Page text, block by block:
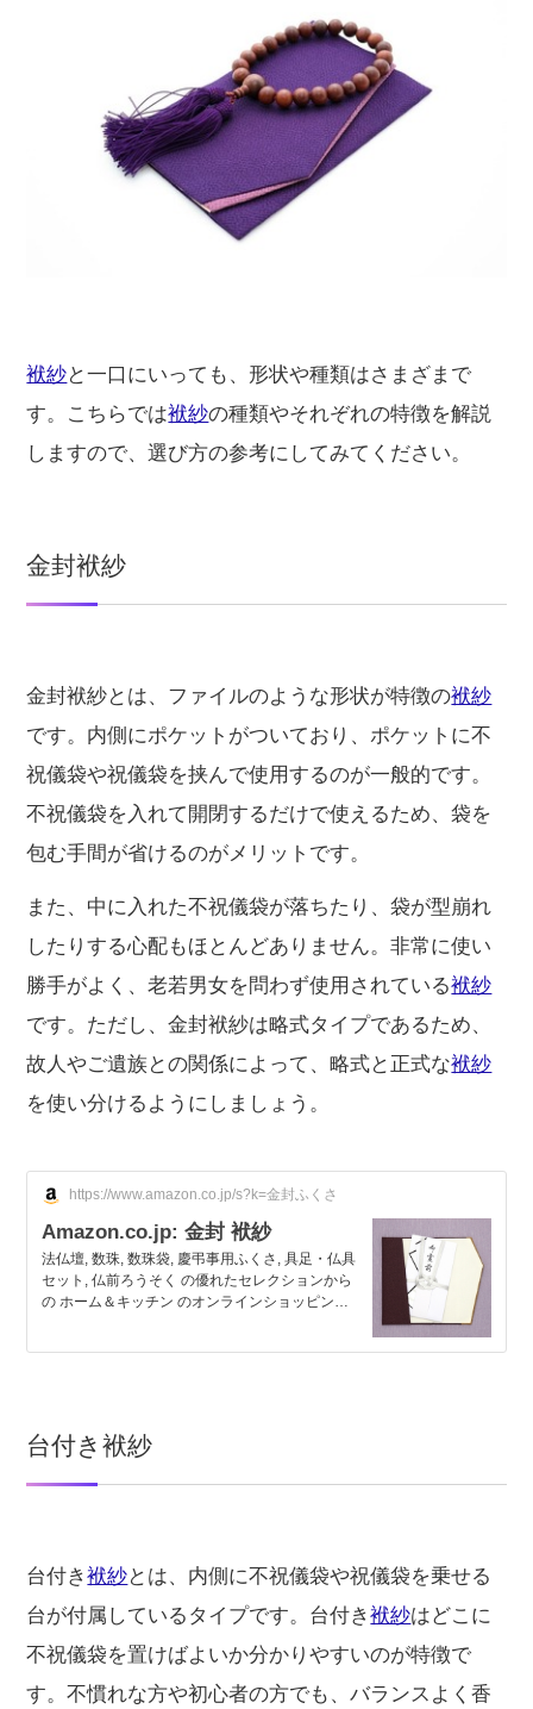
袱紗と一口にいっても、形状や種類はさまざまで
す。こちらでは袱紗の種類やそれぞれの特徴を解説
しますので、選び方の参考にしてみてください。
金封袱紗
金封袱紗とは、ファイルのような形状が特徴の袱紗
です。内側にポケットがついており、ポケットに不
祝儀袋や祝儀袋を挟んで使用するのが一般的です。
不祝儀袋を入れて開閉するだけで使えるため、袋を
包む手間が省けるのがメリットです。
また、中に入れた不祝儀袋が落ちたり、袋が型崩れ
したりする心配もほとんどありません。非常に使い
勝手がよく、老若男女を問わず使用されている袱紗
です。ただし、金封袱紗は略式タイプであるため、
故人やご遺族との関係によって、略式と正式な袱紗
を使い分けるようにしましょう。
https://www.amazon.co.jp/s?k=金封ふくさ
Amazon.co.jp: 金封 袱紗
法仏壇, 数珠, 数珠袋, 慶弔事用ふくさ, 具足・仏具
セット, 仏前ろうそく の優れたセレクションから
の ホーム＆キッチン のオンラインショッピング
台付き袱紗
台付き袱紗とは、内側に不祝儀袋や祝儀袋を乗せる
台が付属しているタイプです。台付き袱紗はどこに
不祝儀袋を置けばよいか分かりやすいのが特徴で
す。不慣れな方や初心者の方でも、バランスよく香